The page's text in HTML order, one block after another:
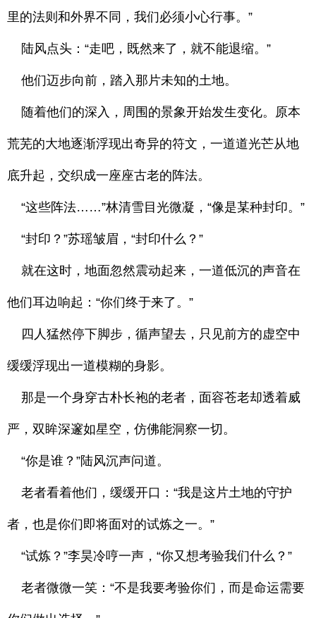
里的法则和外界不同，我们必须小心行事。”
陆风点头：“走吧，既然来了，就不能退缩。”
他们迈步向前，踏入那片未知的土地。
随着他们的深入，周围的景象开始发生变化。原本
荒芜的大地逐渐浮现出奇异的符文，一道道光芒从地
底升起，交织成一座座古老的阵法。
“这些阵法……”林清雪目光微凝，“像是某种封印。”
“封印？”苏瑶皱眉，“封印什么？”
就在这时，地面忽然震动起来，一道低沉的声音在
他们耳边响起：“你们终于来了。”
四人猛然停下脚步，循声望去，只见前方的虚空中
缓缓浮现出一道模糊的身影。
那是一个身穿古朴长袍的老者，面容苍老却透着威
严，双眸深邃如星空，仿佛能洞察一切。
“你是谁？”陆风沉声问道。
老者看着他们，缓缓开口：“我是这片土地的守护
者，也是你们即将面对的试炼之一。”
“试炼？”李昊冷哼一声，“你又想考验我们什么？”
老者微微一笑：“不是我要考验你们，而是命运需要